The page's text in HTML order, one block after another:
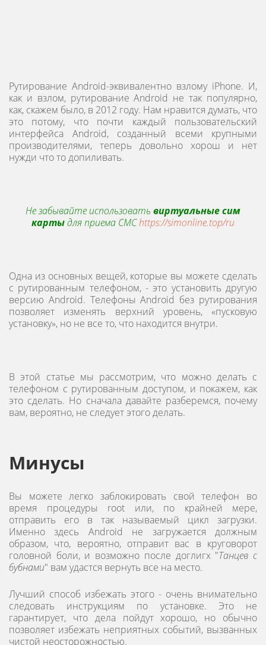
Рутирование Android-эквивалентно взлому iPhone. И,
как и взлом, рутирование Android не так популярно,
как, скажем было, в 2012 году. Нам нравится думать, что
это потому, что почти каждый пользовательский
интерфейса Android, созданный всеми крупными
производителями, теперь довольно хорош и нет
нужди что то допиливать.
Не забывайте использовать виртуальные сим
картыдля приема СМСhttps://simonline.top/ru
Одна из основных вещей, которые вы можете сделать
с рутированным телефоном, - это установить другую
версию Android. Телефоны Android без рутирования
позволяет изменять верхний уровень, «пусковую
установку», но не все то, что находится внутри.
В этой статье мы рассмотрим, что можно делать с
телефоном с рутированным доступом, и покажем, как
это сделать. Но сначала давайте разберемся, почему
вам, вероятно, не следует этого делать.
Минусы
Вы можете легко заблокировать свой телефон во
время процедуры root или, по крайней мере,
отправить его в так называемый цикл загрузки.
Именно здесь Android не загружается должным
образом, что, вероятно, отправит вас в круговорот
головной боли, и возможно после доглигх "Танцев с
бубнами" вам удастся вернуть все на место.
Лучший способ избежать этого - очень внимательно
следовать инструкциям по установке. Это не
гарантирует, что дела пойдут хорошо, но обычно
позволяет избежать неприятных событий, вызванных
чистой неосторожностью.